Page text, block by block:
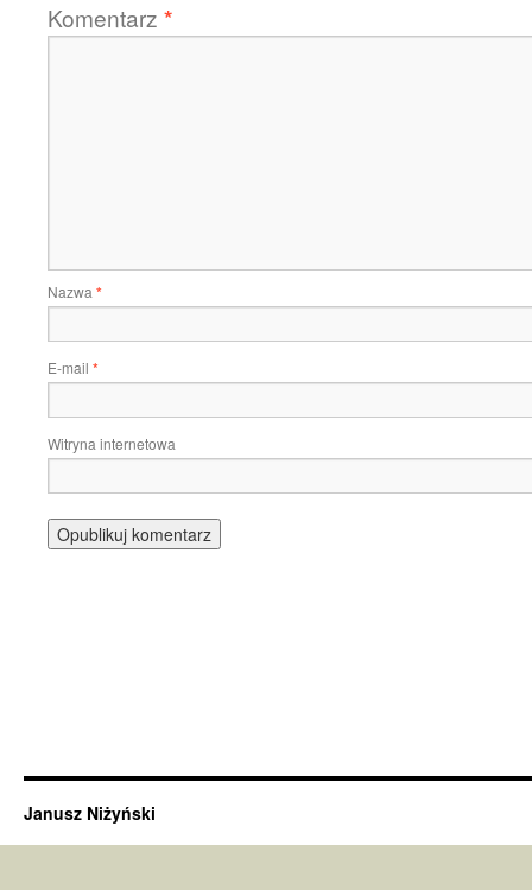
Komentarz *
Nazwa *
E-mail *
Witryna internetowa
Janusz Niżyński